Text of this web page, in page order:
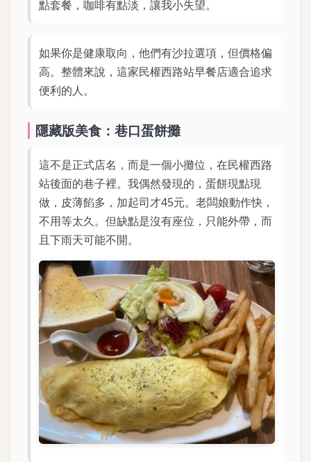
點套餐，咖啡有點淡，讓我小失望。
如果你是健康取向，他們有沙拉選項，但價格偏
高。整體來說，這家民權西路站早餐店適合追求
便利的人。
隱藏版美食：巷口蛋餅攤
這不是正式店名，而是一個小攤位，在民權西路
站後面的巷子裡。我偶然發現的，蛋餅現點現
做，皮薄餡多，加起司才45元。老闆娘動作快，
不用等太久。但缺點是沒有座位，只能外帶，而
且下雨天可能不開。